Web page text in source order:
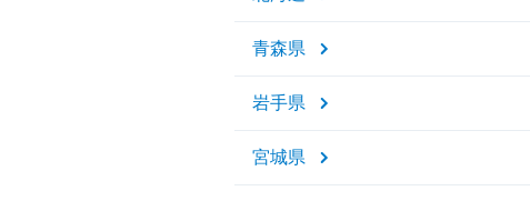
青森県
岩手県
宮城県